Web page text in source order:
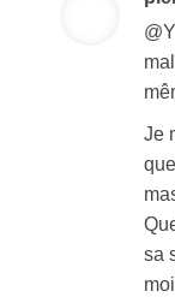
Je
sa